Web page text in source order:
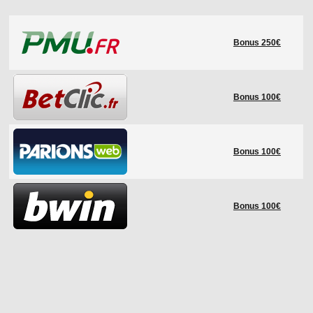
LES STADES
HISTORIQUE
COUPE DES CONFÉDÉRATIONS
Bonus 250€
Bonus 100€
Bonus 100€
Bonus 100€